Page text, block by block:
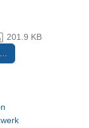
201.9 KB